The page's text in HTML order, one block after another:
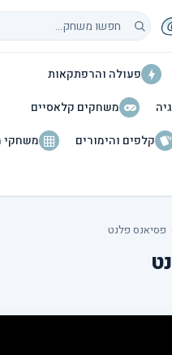
חיפוש משחקים
פעולה והרפתקאות
משחקים קלאסיים
קלפים והימורים
משחקי
פסיאנס פלנט